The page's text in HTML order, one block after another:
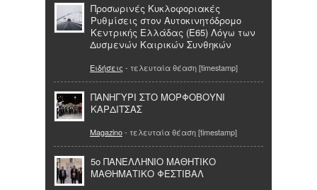
Προσωρινές Κυκλοφοριακές
Ρυθμίσεις στον Αυτοκινητόδρομο
Κεντρικής Ελλάδας (Ε65) Λόγω των
Δυσμενών Καιρικών Συνθηκών
Ειδήσεις - τελευταία θέαση [timestamp]
ΠΑΝΗΓΥΡΙ ΣΤΟ ΜΟΡΦΟΒΟΥΝΙ
ΚΑΡΔΙΤΣΑΣ
Magazino- τελευταία θέαση [timestamp]
5ο ΠΑΝΕΛΛΗΝΙΟ ΜΑΘΗΤΙΚΟ
ΜΑΘΗΜΑΤΙΚΟ ΦΕΣΤΙΒΑΛ